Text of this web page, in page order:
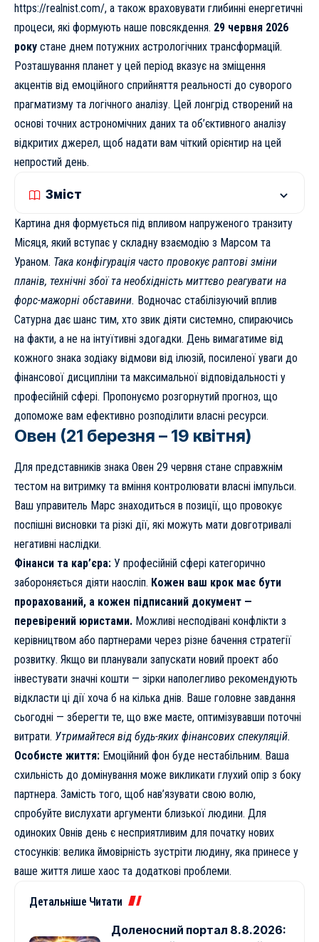
https://realnist.com/, а також враховувати глибинні енергетичні
процеси, які формують наше повсякдення. 29 червня 2026
року стане днем потужних астрологічних трансформацій.
Розташування планет у цей період вказує на зміщення
акцентів від емоційного сприйняття реальності до суворого
прагматизму та логічного аналізу. Цей лонгрід створений на
основі точних астрономічних даних та об’єктивного аналізу
відкритих джерел, щоб надати вам чіткий орієнтир на цей
непростий день.
Зміст
Картина дня формується під впливом напруженого транзиту
Місяця, який вступає у складну взаємодію з Марсом та
Ураном. Така конфігурація часто провокує раптові зміни
планів, технічні збої та необхідність миттєво реагувати на
форс-мажорні обставини. Водночас стабілізуючий вплив
Сатурна дає шанс тим, хто звик діяти системно, спираючись
на факти, а не на інтуїтивні здогадки. День вимагатиме від
кожного знака зодіаку відмови від ілюзій, посиленої уваги до
фінансової дисципліни та максимальної відповідальності у
професійній сфері. Пропонуємо розгорнутий прогноз, що
допоможе вам ефективно розподілити власні ресурси.
Овен (21 березня – 19 квітня)
Для представників знака Овен 29 червня стане справжнім
тестом на витримку та вміння контролювати власні імпульси.
Ваш управитель Марс знаходиться в позиції, що провокує
поспішні висновки та різкі дії, які можуть мати довготривалі
негативні наслідки.
Фінанси та кар’єра: У професійній сфері категорично
забороняється діяти наосліп. Кожен ваш крок має бути
прорахований, а кожен підписаний документ —
перевірений юристами. Можливі несподівані конфлікти з
керівництвом або партнерами через різне бачення стратегії
розвитку. Якщо ви планували запускати новий проект або
інвестувати значні кошти — зірки наполегливо рекомендують
відкласти ці дії хоча б на кілька днів. Ваше головне завдання
сьогодні — зберегти те, що вже маєте, оптимізувавши поточні
витрати. Утримайтеся від будь-яких фінансових спекуляцій.
Особисте життя: Емоційний фон буде нестабільним. Ваша
схильність до домінування може викликати глухий опір з боку
партнера. Замість того, щоб нав’язувати свою волю,
спробуйте вислухати аргументи близької людини. Для
одиноких Овнів день є несприятливим для початку нових
стосунків: велика ймовірність зустріти людину, яка принесе у
ваше життя лише хаос та додаткові проблеми.
Детальніше Читати
Доленосний портал 8.8.2026: